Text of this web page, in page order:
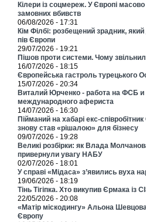
Кілери із соцмереж. У Європі
замовних вбивств
06/08/2026 - 17:31
Кім Філбі: розбещений зрадник,
пів Європи
29/07/2026 - 19:21
Пішов проти системи. Чому
16/07/2026 - 18:15
Європейська гастроль турецького
15/07/2026 - 20:34
Виталий Юрченко - работа на ФСБ
международного афериста
14/07/2026 - 16:30
Пійманий на хабарі екс-
знову став «рішалою» для бізнесу
09/07/2026 - 19:28
Великі розбірки: як Влада
привернули увагу НАБУ
02/07/2026 - 18:01
У справі «Мідаса» з’явились вуха
19/06/2026 - 18:19
Тінь Тігіпка. Хто викупив Єрмака із
22/05/2026 - 20:08
«Матір міскодингу» Альона
Європу